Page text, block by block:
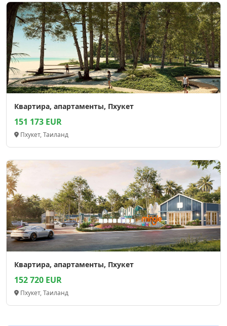
Квартира, апартаменты, Пхукет
151 173 EUR
Пхукет, Таиланд
Квартира, апартаменты, Пхукет
152 720 EUR
Пхукет, Таиланд